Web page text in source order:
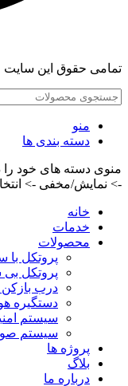
تمامی حقوق این
منو
دسته بندی ها
منوی دسته های خود را
-> نمایش/مخفی ->
خانه
خدمات
محصولات
پروتکل با
پروتکل بی
درب
دستگیره
سیستم
سیستم
پروژه ها
بلاگ
درباره ما